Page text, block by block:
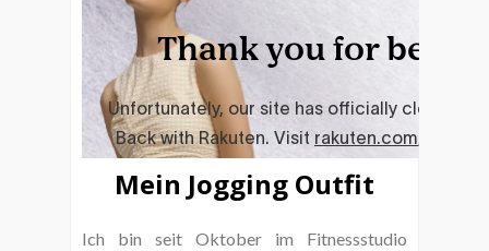
Mein Jogging Outfit
Ich bin seit Oktober im Fitnessstudio